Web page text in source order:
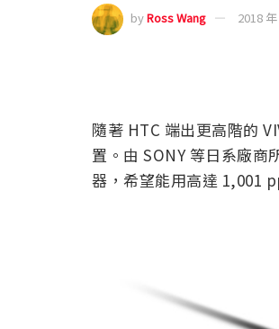
byRoss Wang 2018
隨著 HTC 端出更高階的
置。由 SONY 等日系廠商
器，希望能用高達 1,001